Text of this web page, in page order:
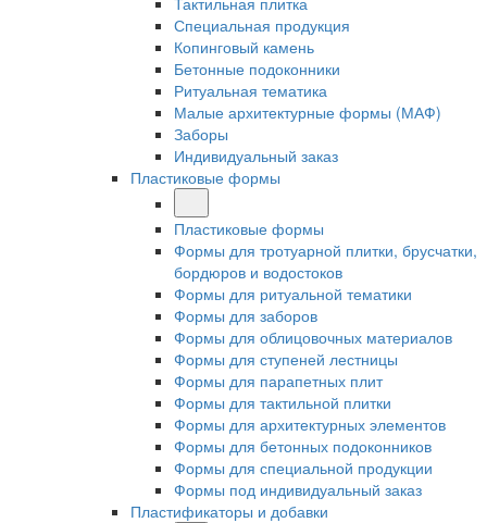
Специальная продукция
Копинговый камень
Бетонные подоконники
Ритуальная тематика
Малые архитектурные формы (МАФ)
Заборы
Индивидуальный заказ
Пластиковые формы
Пластиковые формы
Формы для тротуарной плитки, брусчатки,
бордюров и водостоков
Формы для ритуальной тематики
Формы для заборов
Формы для облицовочных материалов
Формы для ступеней лестницы
Формы для парапетных плит
Формы для тактильной плитки
Формы для архитектурных элементов
Формы для бетонных подоконников
Формы для специальной продукции
Формы под индивидуальный заказ
Пластификаторы и добавки